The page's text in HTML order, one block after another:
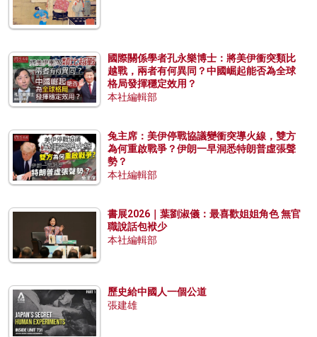
國際關係學者孔永樂博士：將美伊衝突類比
越戰，兩者有何異同？中國崛起能否為全球
格局發揮穩定效用？
本社編輯部
兔主席：美伊停戰協議變衝突導火線，雙方
為何重啟戰爭？伊朗一早洞悉特朗普虛張聲
勢？
本社編輯部
書展2026｜葉劉淑儀：最喜歡姐姐角色 無官
職說話包袱少
本社編輯部
歷史給中國人一個公道
張建雄